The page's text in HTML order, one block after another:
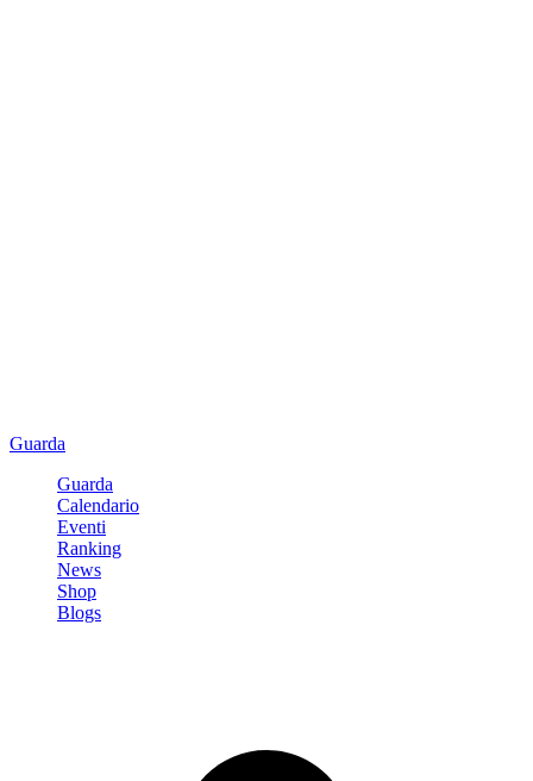
Guarda
Guarda
Calendario
Eventi
Ranking
News
Shop
Blogs